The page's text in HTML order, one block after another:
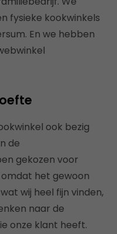
fysieke kookwinkels
En we hebben
ook bezig
de
gekozen voor
het gewoon
wij heel fijn vinden,
naar de
onze klant heeft.